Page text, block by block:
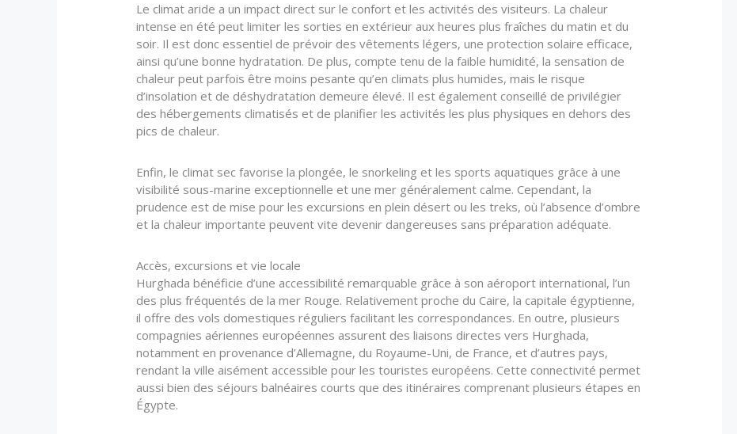
Le climat aride a un impact direct sur le confort et les activités des visiteurs. La chaleur
intense en été peut limiter les sorties en extérieur aux heures plus fraîches du matin et du
soir. Il est donc essentiel de prévoir des vêtements légers, une protection solaire efficace,
ainsi qu’une bonne hydratation. De plus, compte tenu de la faible humidité, la sensation de
chaleur peut parfois être moins pesante qu’en climats plus humides, mais le risque
d’insolation et de déshydratation demeure élevé. Il est également conseillé de privilégier
des hébergements climatisés et de planifier les activités les plus physiques en dehors des
pics de chaleur.
Enfin, le climat sec favorise la plongée, le snorkeling et les sports aquatiques grâce à une
visibilité sous-marine exceptionnelle et une mer généralement calme. Cependant, la
prudence est de mise pour les excursions en plein désert ou les treks, où l’absence d’ombre
et la chaleur importante peuvent vite devenir dangereuses sans préparation adéquate.
Accès, excursions et vie locale
Hurghada bénéficie d’une accessibilité remarquable grâce à son aéroport international, l’un
des plus fréquentés de la mer Rouge. Relativement proche du Caire, la capitale égyptienne,
il offre des vols domestiques réguliers facilitant les correspondances. En outre, plusieurs
compagnies aériennes européennes assurent des liaisons directes vers Hurghada,
notamment en provenance d’Allemagne, du Royaume-Uni, de France, et d’autres pays,
rendant la ville aisément accessible pour les touristes européens. Cette connectivité permet
aussi bien des séjours balnéaires courts que des itinéraires comprenant plusieurs étapes en
Égypte.